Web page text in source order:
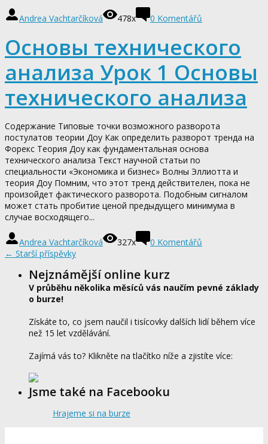
Andrea Vachtarčíková 478x 0 Komentářů
Основы технического
анализа Урок 1 Основы
технического анализа
Содержание Типовые точки возможного разворота
постулатов теории Доу Как определить разворот тренда на
Форекс Теория Доу как фундаментальная основа
технического анализа Текст научной статьи по
специальности «Экономика и бизнес» Волны Эллиотта и
теория Доу Помним, что этот тренд действителен, пока не
произойдет фактического разворота. Подобным сигналом
может стать пробитие ценой предыдущего минимума в
случае восходящего...
Andrea Vachtarčíková 327x 0 Komentářů
← Starší příspěvky
Nejznámější online kurz
V průběhu několika měsíců vás naučím pevné základy
o burze!
Získáte to, co jsem naučil i tisícovky dalších lidí během více
než 15 let vzdělávání.
Zajímá vás to? Klikněte na tlačítko níže a zjistíte více:
Jsme také na Facebooku
Hrajeme si na burze